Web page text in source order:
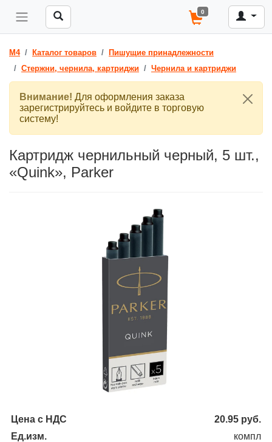
0
M4 Каталог товаров
Пишущие принадлежности
Стержни, чернила, картриджи
Чернила и картриджи
Внимание! Для оформления заказа
зарегистрируйтесь и войдите в торговую
систему!
Картридж чернильный черный, 5 шт.,
«Quink», Parker
Цена с НДС 20.95 руб.
Ед.изм.
компл